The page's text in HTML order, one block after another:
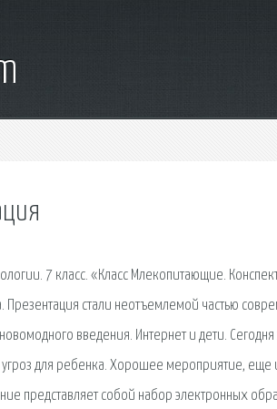
7 класс. «Класс Млекопитающие.
стали неотъемлемой частью
введения. Интернет и дети. Сегодня
для ребенка. Хорошее мероприятие, еще
представляет собой набор электронных